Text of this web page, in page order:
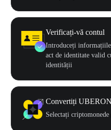
Verificați-vă contul
Introduceți informațiile
act de identitate valid
identității
Convertiți
Selectați